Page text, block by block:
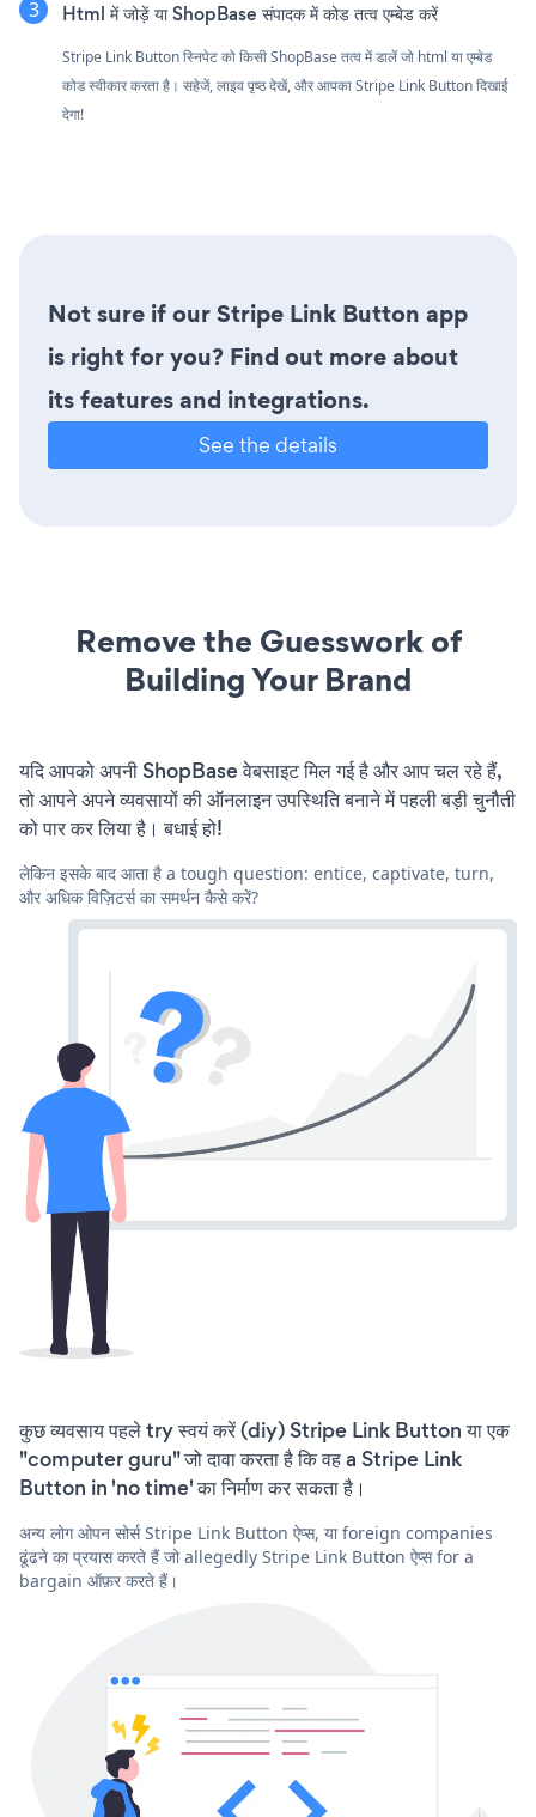
Html में जोड़ें या ShopBase संपादक में कोड तत्व एम्बेड करें
Stripe Link Button स्निपेट को किसी ShopBase तत्व में डालें जो html या एम्बेड
कोड स्वीकार करता है। सहेजें, लाइव पृष्ठ देखें, और आपका Stripe Link Button दिखाई
देगा!
Not sure if our Stripe Link Button app
is right for you? Find out more about
its features and integrations.
See the details
Remove the Guesswork of
Building Your Brand
यदि आपको अपनी ShopBase वेबसाइट मिल गई है और आप चल रहे हैं,
तो आपने अपने व्यवसायों की ऑनलाइन उपस्थिति बनाने में पहली बड़ी चुनौती
को पार कर लिया है। बधाई हो!
लेकिन इसके बाद आता है a tough question: entice, captivate, turn,
और अधिक विज़िटर्स का समर्थन कैसे करें?
कुछ व्यवसाय पहले try स्वयं करें (diy) Stripe Link Button या एक
"computer guru" जो दावा करता है कि वह a Stripe Link
Button in 'no time' का निर्माण कर सकता है।
अन्य लोग ओपन सोर्स Stripe Link Button ऐप्स, या foreign companies
ढूंढने का प्रयास करते हैं जो allegedly Stripe Link Button ऐप्स for a
bargain ऑफ़र करते हैं।